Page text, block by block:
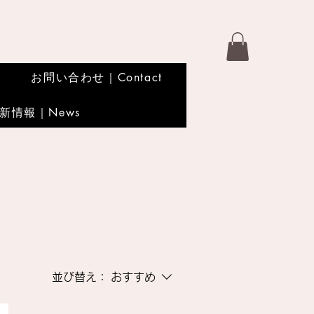
お問い合わせ｜Contact
情報｜News
並び替え： おすすめ